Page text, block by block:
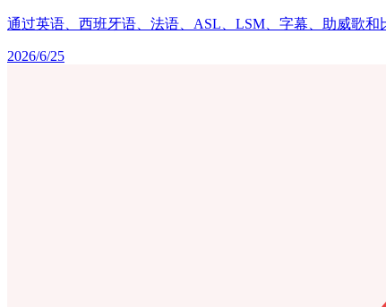
通过英语、西班牙语、法语、ASL、LSM、字幕、助威歌和
2026/6/25